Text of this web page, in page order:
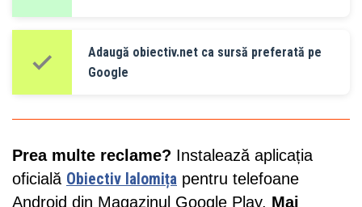
Adaugă obiectiv.net ca sursă preferată pe
Google
Prea multe reclame? Instalează aplicația
oficială Obiectiv Ialomița pentru telefoane
Android din Magazinul Google Play. Mai